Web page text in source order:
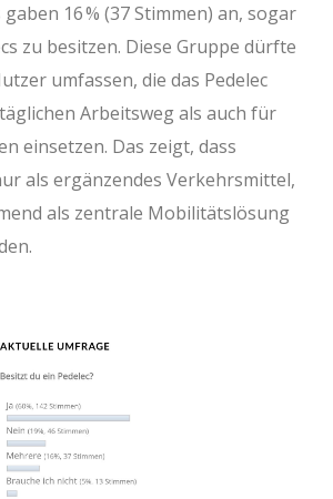
16 % (37 Stimmen) an, sogar
zu besitzen. Diese Gruppe dürfte
umfassen, die das Pedelec
Arbeitsweg als auch für
einsetzen. Das zeigt, dass
als ergänzendes Verkehrsmittel,
als zentrale Mobilitätslösung